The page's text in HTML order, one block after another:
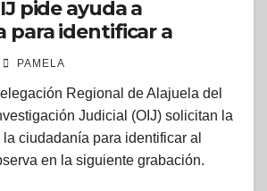
pide ayuda a
para identificar a
con el delito de
PAMELA
Regional de Alajuela del
Judicial (OIJ) solicitan la
ciudadanía para identificar al
en la siguiente grabación.